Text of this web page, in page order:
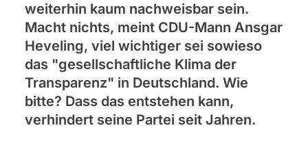
weiterhin kaum nachweisbar sein.
Macht nichts, meint CDU-Mann Ansgar
Heveling, viel wichtiger sei sowieso
das "gesellschaftliche Klima der
Transparenz" in Deutschland. Wie
bitte? Dass das entstehen kann,
verhindert seine Partei seit Jahren.